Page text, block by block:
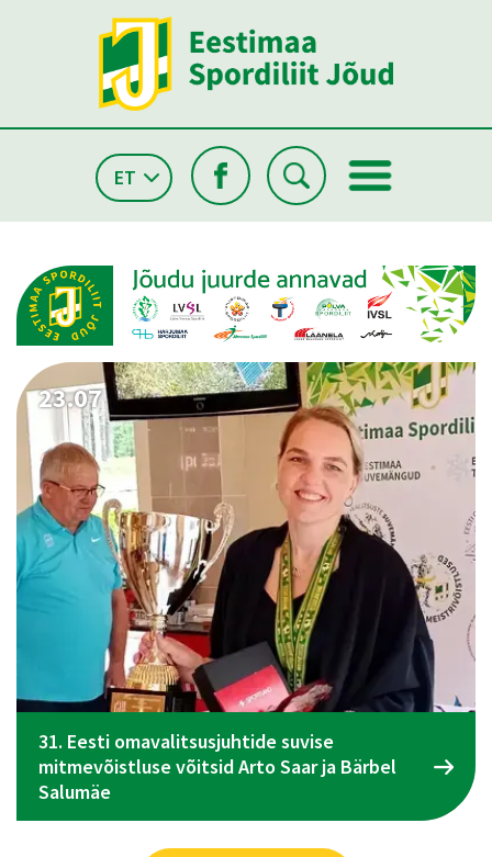
ET
26.05
Spordiliidu Jõud üldkogu koosolek toimub 09.
juunil Tallinnas